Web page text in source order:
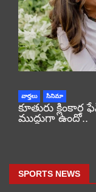
వార్తలు సినిమా
కూతురు
ముద్దుగా ఉందో..
SPORTS NEWS